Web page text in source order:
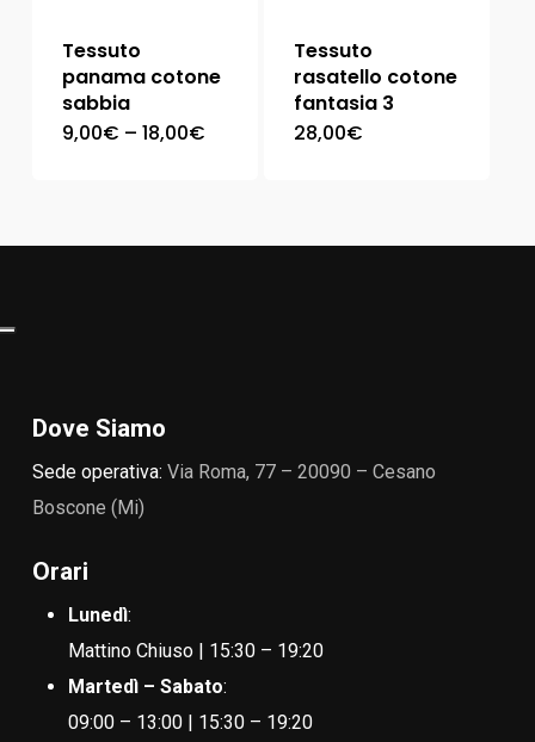
Tessuto
panama cotone
sabbia
9,00€ – 18,00€
Tessuto
rasatello cotone
fantasia 3
28,00€
Dove Siamo
Sede operativa: Via Roma, 77 – 20090 – Cesano
Boscone (Mi)
Orari
Lunedì:
Mattino Chiuso | 15:30 – 19:20
Martedì – Sabato:
09:00 – 13:00 | 15:30 – 19:20